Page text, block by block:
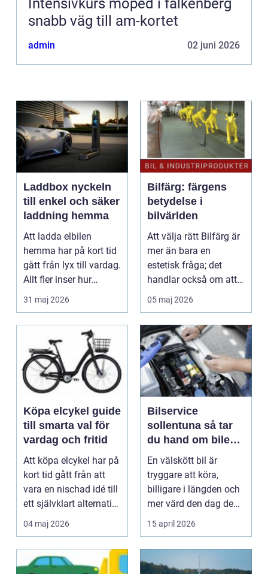
Intensivkurs moped i falkenberg
snabb väg till am-kortet
admin 02 juni 2026
Laddbox nyckeln
till enkel och säker
laddning hemma
Att ladda elbilen
hemma har på kort tid
gått från lyx till vardag.
Allt fler inser hur
smidigt det ä...
31 maj 2026
Bilfärg: färgens
betydelse i
bilvärlden
Att välja rätt Bilfärg är
mer än bara en
estetisk fråga; det
handlar också om att
förstå hur val av ...
05 maj 2026
Köpa elcykel guide
till smarta val för
vardag och fritid
Att köpa elcykel har på
kort tid gått från att
vara en nischad idé till
ett självklart alternativ
fö...
04 maj 2026
Bilservice
sollentuna så tar
du hand om bilen
på rätt sätt
En välskött bil är
tryggare att köra,
billigare i längden och
mer värd den dag den
ska säljas. Många...
15 april 2026